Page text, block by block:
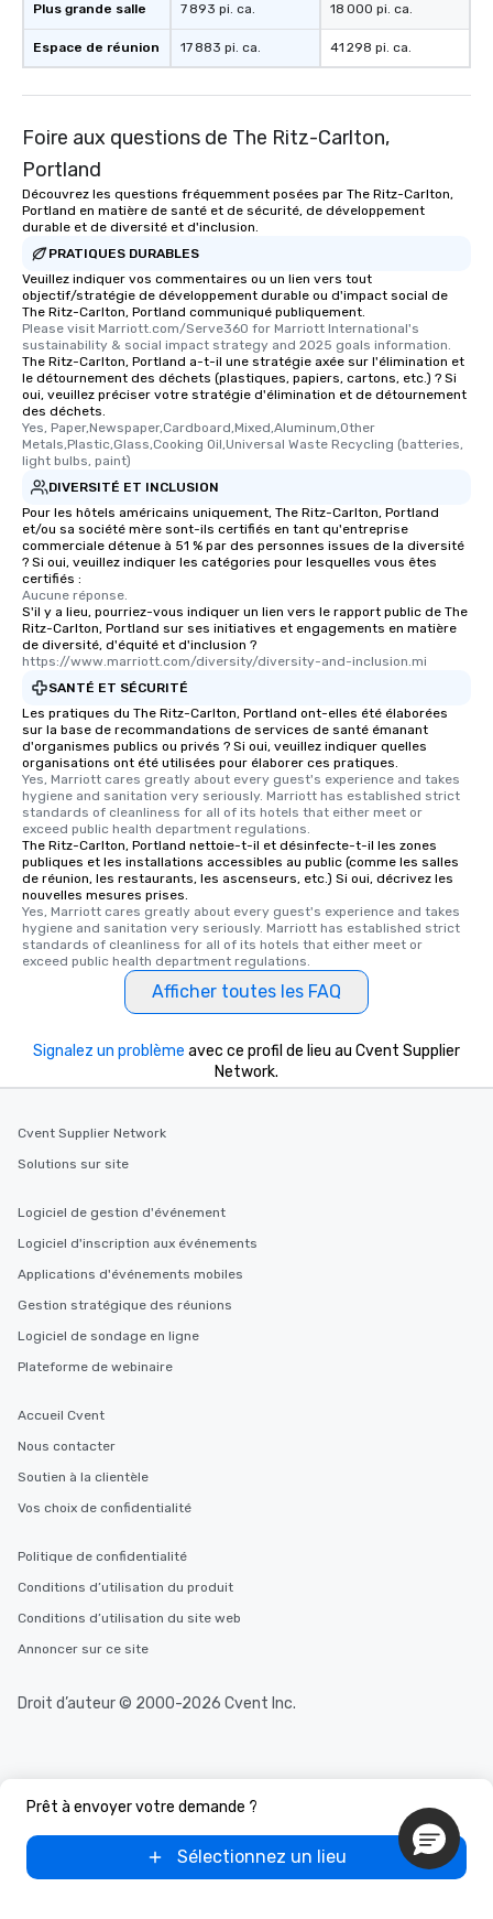
Plus grande salle
Espace de réunion
7 893 pi. ca.
17 883 pi. ca.
18 000 pi. ca.
41 298 pi. ca.
Foire aux questions de The Ritz-Carlton,
Portland
Découvrez les questions fréquemment posées par The Ritz-Carlton,
Portland en matière de santé et de sécurité, de développement
durable et de diversité et d'inclusion.
PRATIQUES DURABLES
Veuillez indiquer vos commentaires ou un lien vers tout
objectif/stratégie de développement durable ou d'impact social de
The Ritz-Carlton, Portland communiqué publiquement.
Please visit Marriott.com/Serve360 for Marriott International's
sustainability & social impact strategy and 2025 goals information.
The Ritz-Carlton, Portland a-t-il une stratégie axée sur l'élimination et
le détournement des déchets (plastiques, papiers, cartons, etc.) ? Si
oui, veuillez préciser votre stratégie d'élimination et de détournement
des déchets.
Yes, Paper,Newspaper,Cardboard,Mixed,Aluminum,Other
Metals,Plastic,Glass,Cooking Oil,Universal Waste Recycling (batteries,
light bulbs, paint)
DIVERSITÉ ET INCLUSION
Pour les hôtels américains uniquement, The Ritz-Carlton, Portland
et/ou sa société mère sont-ils certifiés en tant qu'entreprise
commerciale détenue à 51 % par des personnes issues de la diversité
? Si oui, veuillez indiquer les catégories pour lesquelles vous êtes
certifiés :
Aucune réponse.
S'il y a lieu, pourriez-vous indiquer un lien vers le rapport public de The
Ritz-Carlton, Portland sur ses initiatives et engagements en matière
de diversité, d'équité et d'inclusion ?
https://www.marriott.com/diversity/diversity-and-inclusion.mi
SANTÉ ET SÉCURITÉ
Les pratiques du The Ritz-Carlton, Portland ont-elles été élaborées
sur la base de recommandations de services de santé émanant
d'organismes publics ou privés ? Si oui, veuillez indiquer quelles
organisations ont été utilisées pour élaborer ces pratiques.
Yes, Marriott cares greatly about every guest's experience and takes
hygiene and sanitation very seriously. Marriott has established strict
standards of cleanliness for all of its hotels that either meet or
exceed public health department regulations.
The Ritz-Carlton, Portland nettoie-t-il et désinfecte-t-il les zones
publiques et les installations accessibles au public (comme les salles
de réunion, les restaurants, les ascenseurs, etc.) Si oui, décrivez les
nouvelles mesures prises.
Yes, Marriott cares greatly about every guest's experience and takes
hygiene and sanitation very seriously. Marriott has established strict
standards of cleanliness for all of its hotels that either meet or
exceed public health department regulations.
Afficher toutes les FAQ
Prêt à envoyer votre demande ?
Sélectionnez un lieu
Signalez un problème avec ce profil de lieu au Cvent Supplier
Network.
Cvent Supplier Network
Solutions sur site
Logiciel de gestion d'événement
Logiciel d'inscription aux événements
Applications d'événements mobiles
Gestion stratégique des réunions
Logiciel de sondage en ligne
Plateforme de webinaire
Accueil Cvent
Nous contacter
Soutien à la clientèle
Vos choix de confidentialité
Politique de confidentialité
Conditions d’utilisation du produit
Conditions d’utilisation du site web
Annoncer sur ce site
Droit d’auteur © 2000-2026 Cvent Inc.